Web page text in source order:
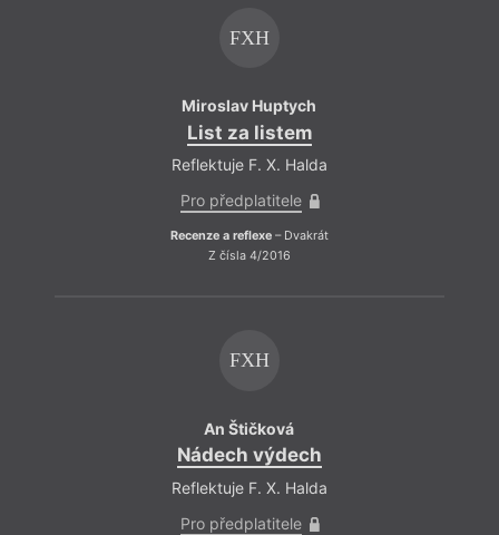
FXH
Miroslav Huptych
List za listem
Reflektuje F. X. Halda
Pro předplatitele
Recenze a reflexe– Dvakrát
Z čísla 4/2016
FXH
An Štičková
Nádech výdech
Reflektuje F. X. Halda
Pro předplatitele